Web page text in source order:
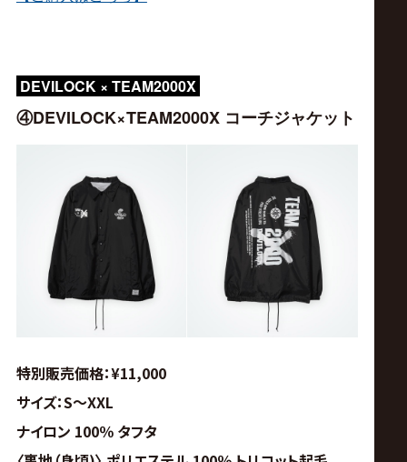
DEVILOCK × TEAM2000X
④DEVILOCK×TEAM2000X コーチジャケット
特別販売価格：¥11,000
サイズ：S〜XXL
ナイロン 100％ タフタ